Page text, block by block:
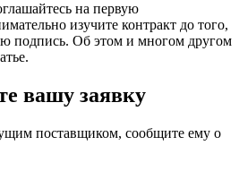
на первую
изучите контракт до того,
подпись. Об этом и многом другом
вашу заявку
поставщиком, сообщите ему о